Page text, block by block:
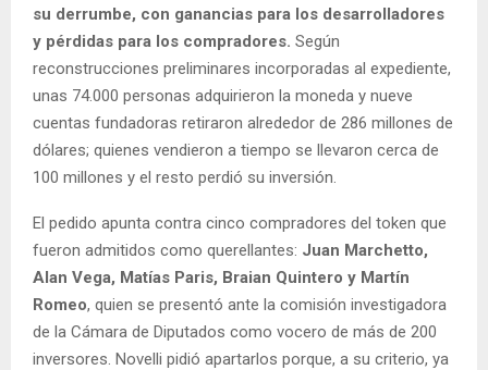
su derrumbe, con ganancias para los desarrolladores
y pérdidas para los compradores. Según
reconstrucciones preliminares incorporadas al expediente,
unas 74.000 personas adquirieron la moneda y nueve
cuentas fundadoras retiraron alrededor de 286 millones de
dólares; quienes vendieron a tiempo se llevaron cerca de
100 millones y el resto perdió su inversión.
El pedido apunta contra cinco compradores del token que
fueron admitidos como querellantes: Juan Marchetto,
Alan Vega, Matías Paris, Braian Quintero y Martín
Romeo, quien se presentó ante la comisión investigadora
de la Cámara de Diputados como vocero de más de 200
inversores. Novelli pidió apartarlos porque, a su criterio, ya